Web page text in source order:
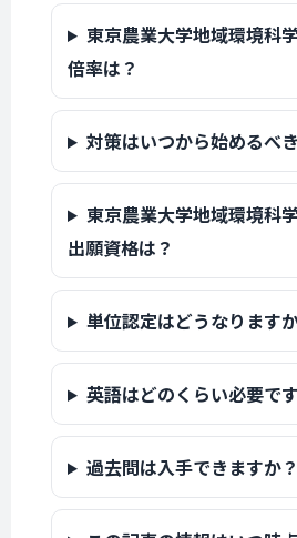
東京農業大学地域環境科
倍率は？
対策はいつから始めるべ
東京農業大学地域環境科
出願資格は？
単位認定はどうなります
英語はどのくらい必要で
過去問は入手できますか？